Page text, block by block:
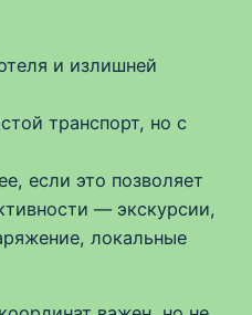
и излишней
транспорт, но с
если это позволяет
— экскурсии,
локальные